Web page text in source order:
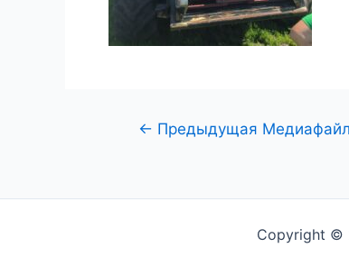
← Предыдущая
Copyright ©